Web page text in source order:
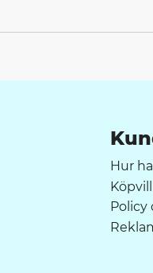
Hur
Policy